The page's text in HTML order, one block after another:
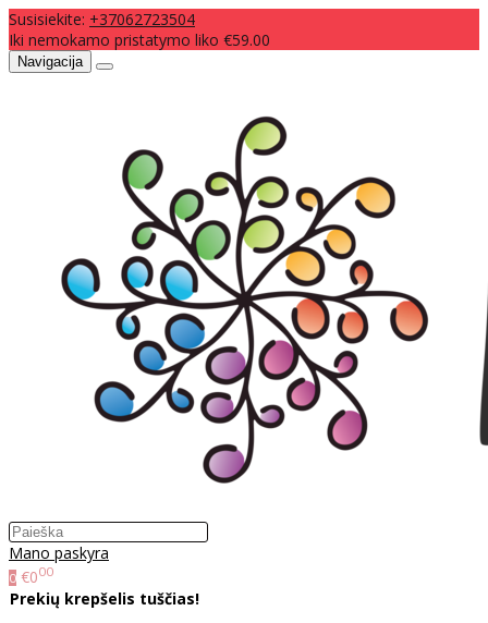
Susisiekite: +37062723504
Iki nemokamo pristatymo liko €59.00
Navigacija
Mano paskyra
0 €000
Prekių krepšelis tuščias!